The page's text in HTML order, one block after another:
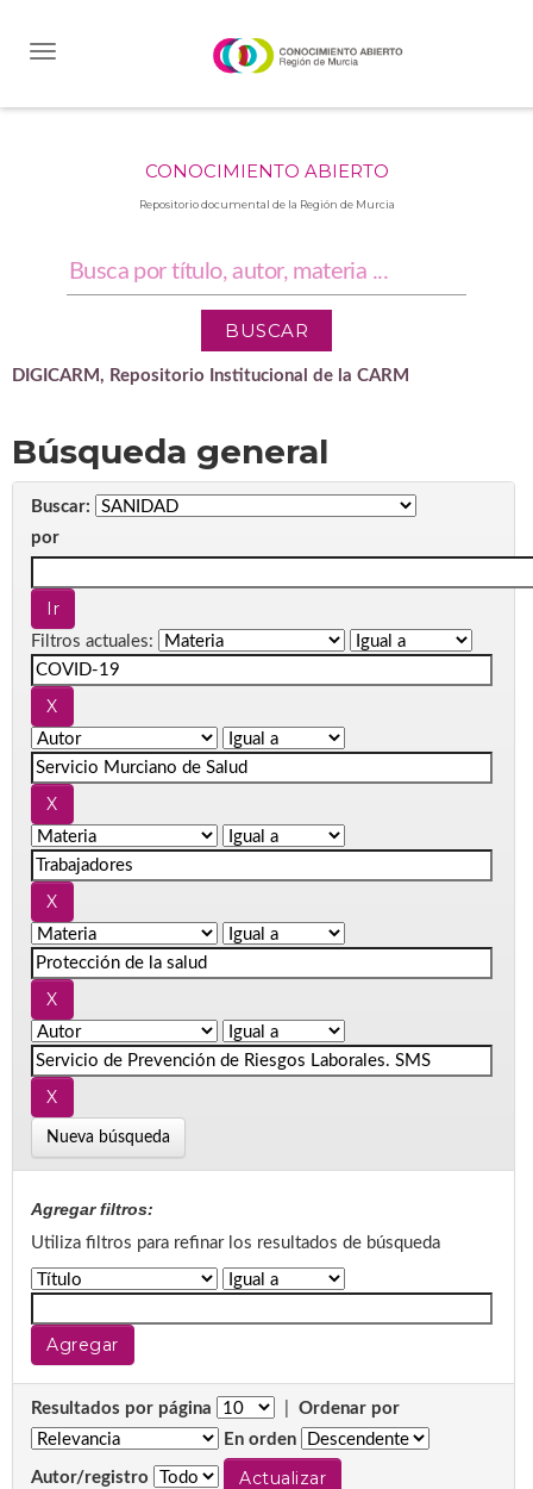
CONOCIMIENTO ABIERTO
Repositorio documental de la Región de Murcia
DIGICARM, Repositorio Institucional de la CARM
Búsqueda general
Buscar:
por
Filtros actuales:
Nueva búsqueda
Agregar filtros:
Utiliza filtros para refinar los resultados de búsqueda
Resultados por página
Ordenar por
En orden
Autor/registro